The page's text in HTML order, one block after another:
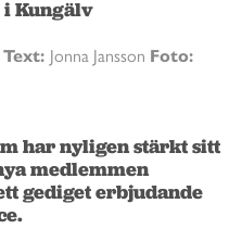
i Kungälv
Text: Jonna Jansson Foto:
har nyligen stärkt sitt
medlemmen
gediget erbjudande